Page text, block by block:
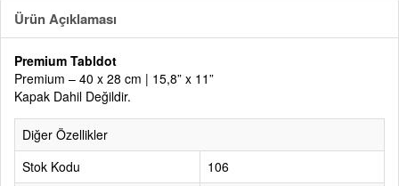
Ürün Açıklaması
Premium Tabldot
Premium – 40 x 28 cm | 15,8” x 11”
Kapak Dahil Değildir.
Diğer Özellikler
Stok Kodu
106